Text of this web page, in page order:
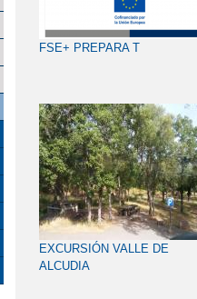
FSE+ PREPARA T
EXCURSIÓN VALLE DE
ALCUDIA